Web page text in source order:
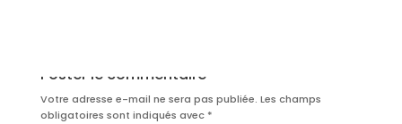
Poster le commentaire
Votre adresse e-mail ne sera pas publiée. Les champs
obligatoires sont indiqués avec *